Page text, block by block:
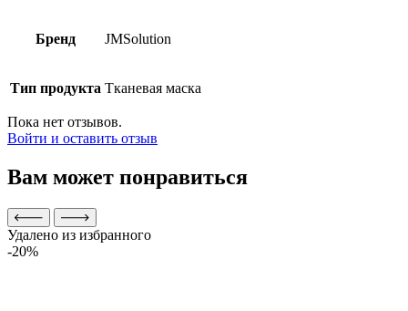
Бренд JMSolution
Тип продукта Тканевая маска
Пока нет отзывов.
Войти и оставить отзыв
Вам может понравиться
Удалено из избранного
-20%